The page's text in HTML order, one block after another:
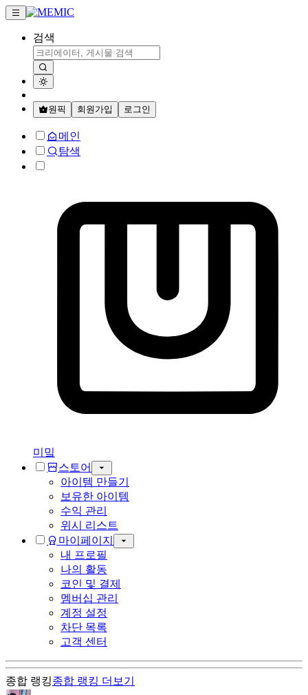
검색
원픽 회원가입 로그인
메인
탐색
미밐
스토어
아이템 만들기
보유한 아이템
수익 관리
위시 리스트
마이페이지
내 프로필
나의 활동
코인 및 결제
멤버십 관리
계정 설정
차단 목록
고객 센터
종합 랭킹종합 랭킹 더보기